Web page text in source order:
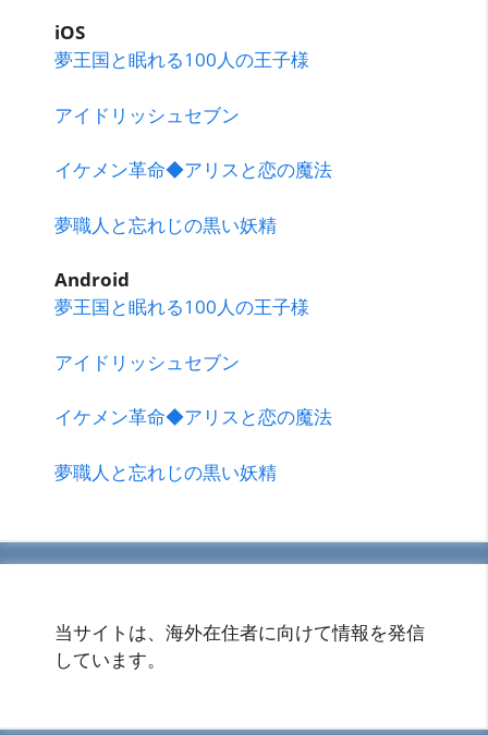
iOS
夢王国と眠れる100人の王子様
アイドリッシュセブン
イケメン革命◆アリスと恋の魔法
夢職人と忘れじの黒い妖精
Android
夢王国と眠れる100人の王子様
アイドリッシュセブン
イケメン革命◆アリスと恋の魔法
夢職人と忘れじの黒い妖精
当サイトは、海外在住者に向けて情報を発信
しています。